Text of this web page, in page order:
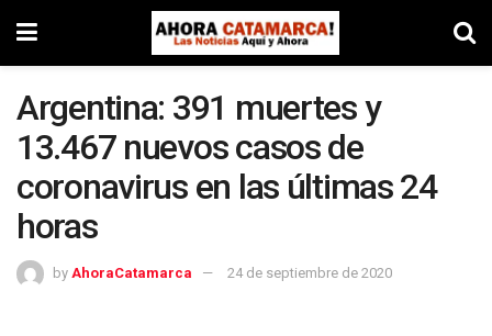
Argentina: 391 muertes y
13.467 nuevos casos de
coronavirus en las últimas 24
horas
by AhoraCatamarca 24 de septiembre de 2020